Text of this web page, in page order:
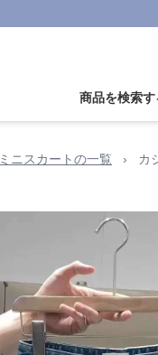
商品を検索す
ミニスカートの一覧 › カ